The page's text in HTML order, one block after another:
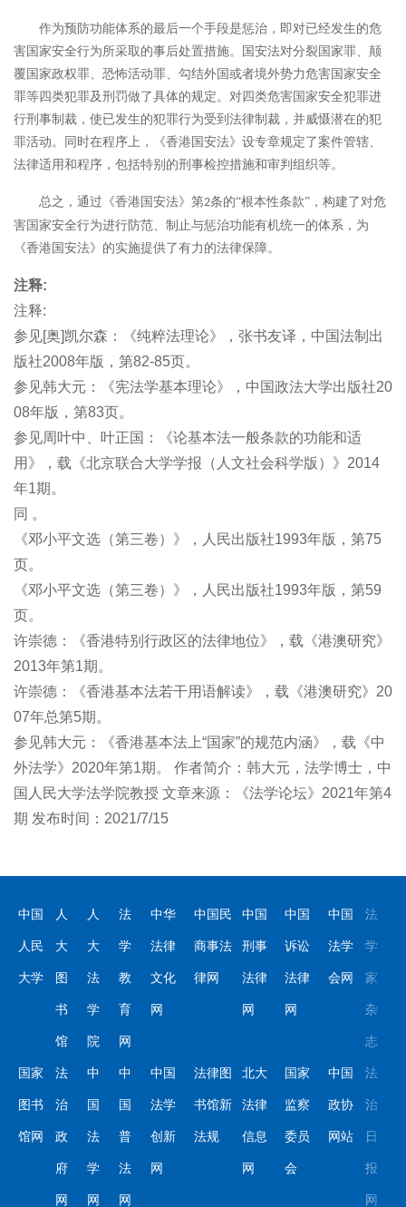
作为预防功能体系的最后一个手段是惩治，即对已经发生的危
害国家安全行为所采取的事后处置措施。国安法对分裂国家罪、颠
覆国家政权罪、恐怖活动罪、勾结外国或者境外势力危害国家安全
罪等四类犯罪及刑罚做了具体的规定。对四类危害国家安全犯罪进
行刑事制裁，使已发生的犯罪行为受到法律制裁，并威慑潜在的犯
罪活动。同时在程序上，《香港国安法》设专章规定了案件管辖、
法律适用和程序，包括特别的刑事检控措施和审判组织等。
总之，通过《香港国安法》第2条的“根本性条款”，构建了对危
害国家安全行为进行防范、制止与惩治功能有机统一的体系，为
《香港国安法》的实施提供了有力的法律保障。
注释:
注释:
参见[奥]凯尔森：《纯粹法理论》，张书友译，中国法制出
版社2008年版，第82-85页。
参见韩大元：《宪法学基本理论》，中国政法大学出版社20
08年版，第83页。
参见周叶中、叶正国：《论基本法一般条款的功能和适
用》，载《北京联合大学学报（人文社会科学版）》2014
年1期。
同 。
《邓小平文选（第三卷）》，人民出版社1993年版，第75
页。
《邓小平文选（第三卷）》，人民出版社1993年版，第59
页。
许崇德：《香港特别行政区的法律地位》，载《港澳研究》
2013年第1期。
许崇德：《香港基本法若干用语解读》，载《港澳研究》20
07年总第5期。
参见韩大元：《香港基本法上“国家”的规范内涵》，载《中
外法学》2020年第1期。 作者简介：韩大元，法学博士，中
国人民大学法学院教授 文章来源：《法学论坛》2021年第4
期 发布时间：2021/7/15
中国
人民
大学
人
大
图
书
馆
人
大
法
学
院
法
学
教
育
网
中华
法律
文化
网
中国民
商事法
律网
中国
刑事
法律
网
中国
诉讼
法律
网
中国
法学
会网
法
学
家
杂
志
国家
图书
馆网
法
治
政
府
网
中
国
法
学
网
中
国
普
法
网
中国
法学
创新
网
法律图
书馆新
法规
北大
法律
信息
网
国家
监察
委员
会
中国
政协
网站
法
治
日
报
网